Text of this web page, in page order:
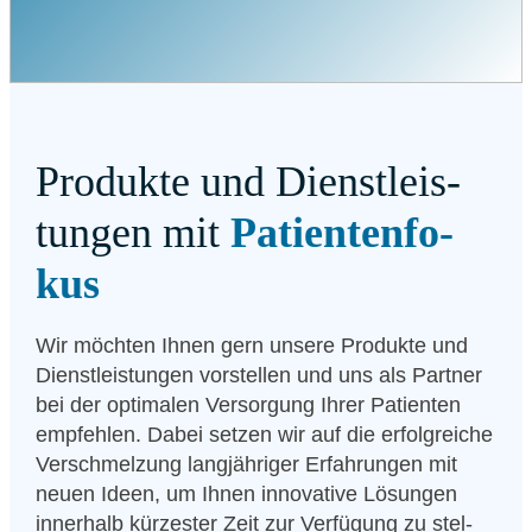
Pro­duk­te und Dienst­leis­
tun­gen mitPati­en­ten­fo­
kus
Wir möch­ten Ihnen gern unse­re Pro­duk­te und
Dienst­leis­tun­gen vor­stel­len und uns als Part­ner
bei der opti­ma­len Ver­sor­gung Ihrer Pati­en­ten
emp­feh­len. Dabei set­zen wir auf die erfolg­rei­che
Ver­schmel­zung lang­jäh­ri­ger Erfah­run­gen mit
neu­en Ideen, um Ihnen inno­va­ti­ve Lösun­gen
inner­halb kür­zes­ter Zeit zur Ver­fü­gung zu stel­